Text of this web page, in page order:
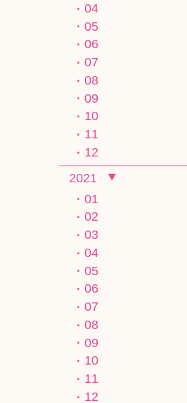
04
05
06
07
08
09
10
11
12
2021
01
02
03
04
05
06
07
08
09
10
11
12